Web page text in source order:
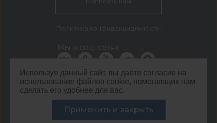
Используя данный сайт, вы даёте согласие на
использование файлов cookie, помогающих нам
сделать его удобнее для вас.
Применить и закрыть
КДМ Тольятти
г. Тольятти, ул. Коммунальная, д. 36в
Политика конфиденциальности
Мы в соц. сетях
ООО ЦЕНТР КДМ. ИНН: 3661037157 ОГРН: 1063667287551